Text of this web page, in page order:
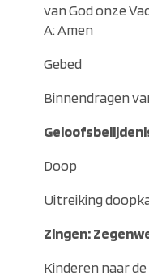
van God onze
A: Amen
Gebed
Binnendragen
Doop
Uitreiking
Zingen:
Kinderen naar